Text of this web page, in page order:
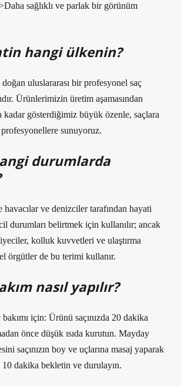
sağlıklı ve parlak bir görünüm
hangi ülkenin?
uluslararası bir profesyonel saç
Ürünlerimizin üretim aşamasından
kadar gösterdiğimiz büyük özenle, saçlara
sunuyoruz.
durumlarda
ve denizciler tarafından hayati
durumları belirtmek için kullanılır; ancak
kolluk kuvvetleri ve ulaştırma
örgütler de bu terimi kullanır.
nasıl yapılır?
bakımı için: Ürünü saçınızda 20 dakika
önce düşük ısıda kurutun. Mayday
saçınızın boy ve uçlarına masaj yaparak
dakika bekletin ve durulayın.